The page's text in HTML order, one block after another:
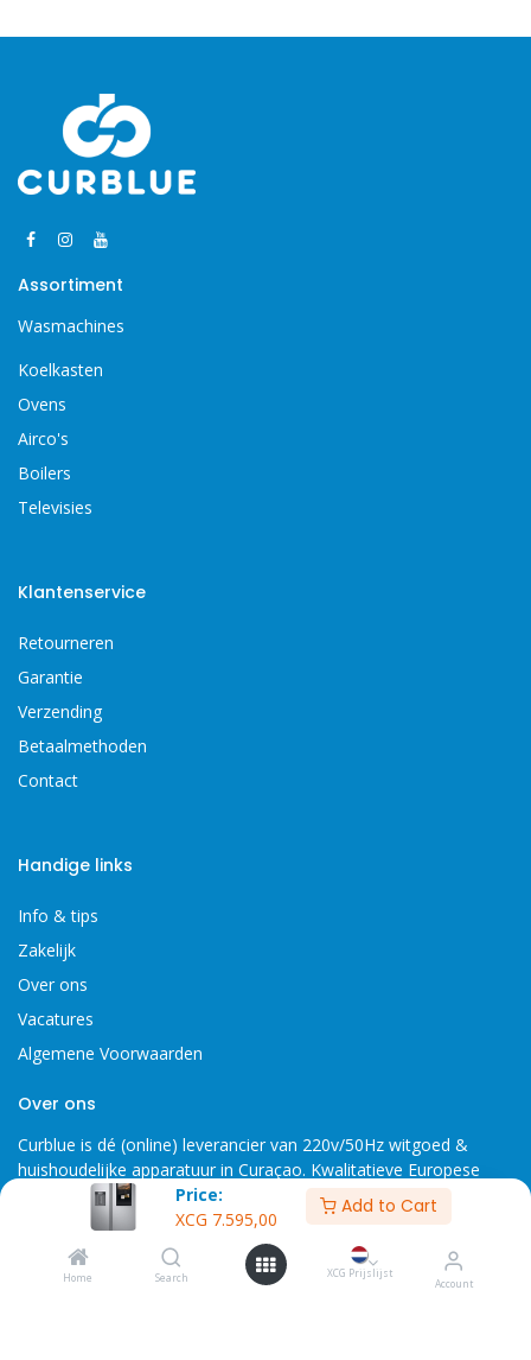
Price:
XCG 7.595,00
Add to Cart
Home Search
XCG Prijslijst
Account
Assortiment
Wasmachines
Koelkasten
Ovens
Airco's
Boilers
Televisies
Klantenservice
Retourneren
Garantie
Verzending
Betaalmethoden
Contact
Handige links
Info & tips
Zakelijk
Over ons
Vacatures
Algemene Voorwaarden
Over ons
Curblue is dé (online) leverancier van 220v/50Hz witgoed &
huishoudelijke apparatuur in Curaçao. Kwalitatieve Europese
producten met de beste service & laagste prijs garantie.
Veeris 53 & Caracasbaaiweg 200, Curaçao